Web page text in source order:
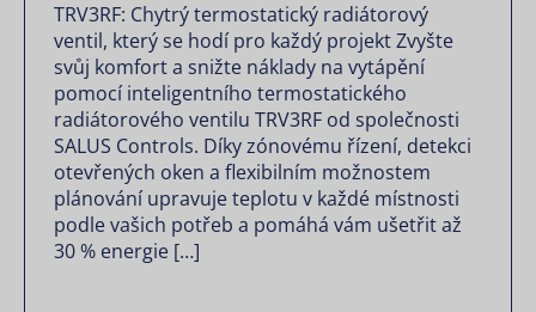
TRV3RF: Chytrý termostatický radiátorový
ventil, který se hodí pro každý projekt Zvyšte
svůj komfort a snižte náklady na vytápění
pomocí inteligentního termostatického
radiátorového ventilu TRV3RF od společnosti
SALUS Controls. Díky zónovému řízení, detekci
otevřených oken a flexibilním možnostem
plánování upravuje teplotu v každé místnosti
podle vašich potřeb a pomáhá vám ušetřit až
30 % energie […]